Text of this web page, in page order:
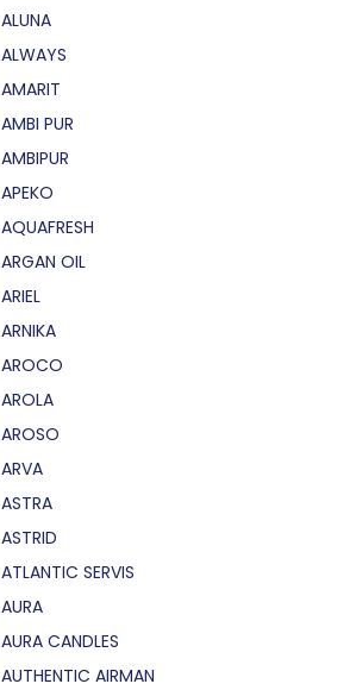
ALUNA
ALWAYS
AMARIT
AMBI PUR
AMBIPUR
APEKO
AQUAFRESH
ARGAN OIL
ARIEL
ARNIKA
AROCO
AROLA
AROSO
ARVA
ASTRA
ASTRID
ATLANTIC SERVIS
AURA
AURA CANDLES
AUTHENTIC AIRMAN